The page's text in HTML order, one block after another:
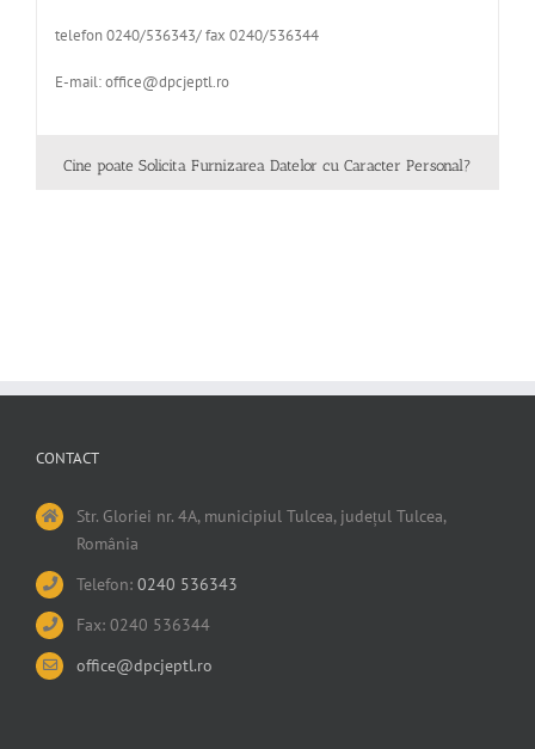
telefon 0240/536343/ fax 0240/536344
E-mail: office@dpcjeptl.ro
Cine poate Solicita Furnizarea Datelor cu Caracter Personal?
CONTACT
Str. Gloriei nr. 4A, municipiul Tulcea, județul Tulcea,
România
Telefon: 0240 536343
Fax: 0240 536344
office@dpcjeptl.ro